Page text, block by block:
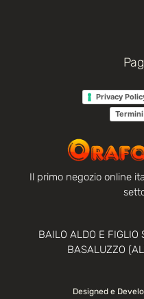
Privacy
Il primo negozio online
BAILO ALDO E
BASALUZZO